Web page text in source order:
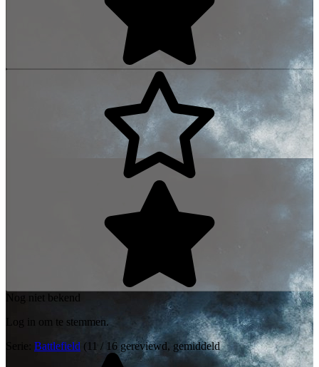
Nog niet bekend
Log in om te stemmen.
Battlefield (11 / 16 gereviewd, gemiddeld